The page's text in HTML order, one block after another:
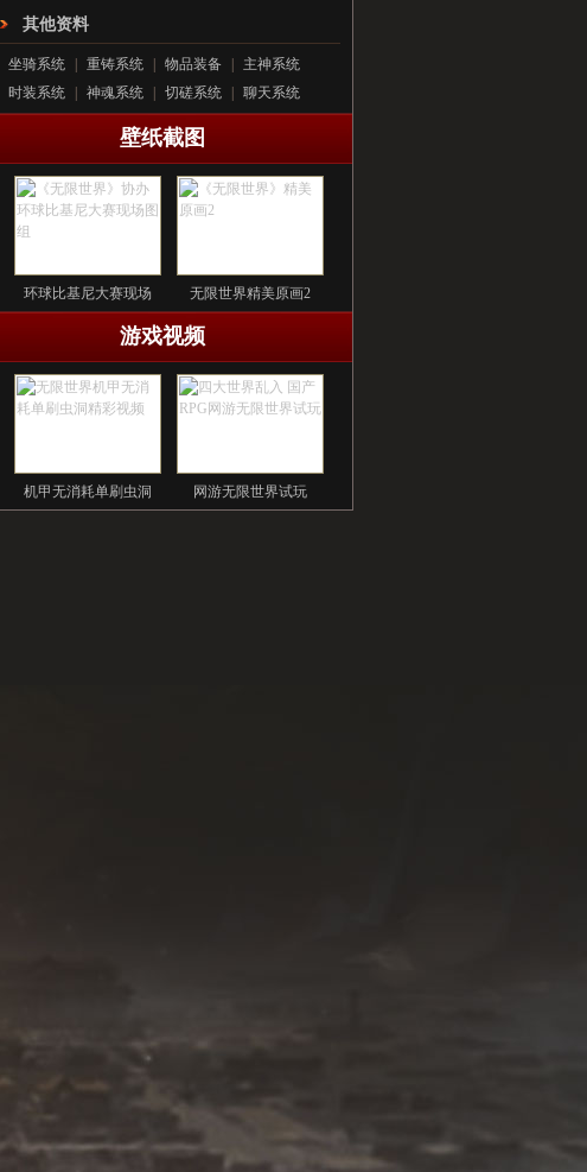
其他资料
坐骑系统 重铸系统 物品装备
主神系统
时装系统
神魂系统 切磋系统 聊天系统
壁纸截图
环球比基尼大赛现场 无限世界精美原画2
游戏视频
机甲无消耗单刷虫洞 网游无限世界试玩